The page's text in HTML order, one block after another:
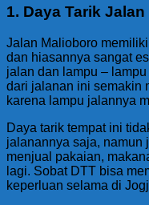
1. Daya Tarik
Jalan Malioboro
dan hiasannya sangat
jalan dan lampu –
dari jalanan ini semakin
karena lampu jalannya
Daya tarik tempat ini
jalanannya saja, namun
menjual pakaian,
lagi. Sobat DTT bisa
keperluan selama di